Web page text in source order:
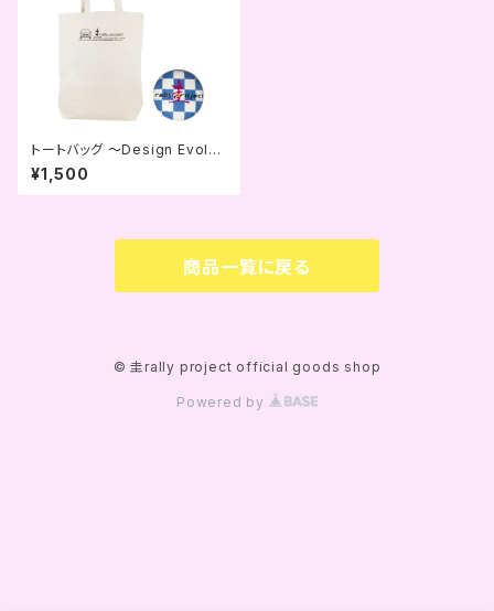
トートバッグ ～Design Evoluti
on記念缶バッジ付き～
¥1,500
商品一覧に戻る
© 圭rally project official goods shop
Powered by